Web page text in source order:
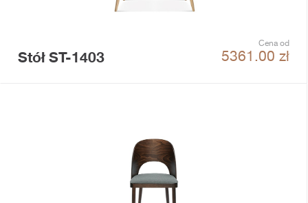
Stół ST-1403
Cena od
5361.00 zł